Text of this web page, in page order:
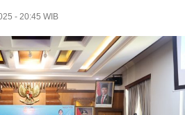
- 20:45 WIB